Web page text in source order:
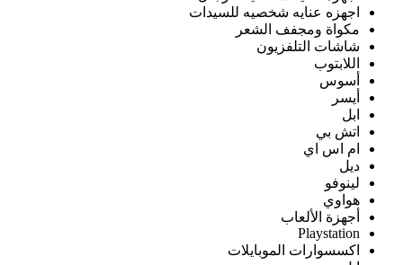
اجهزه عنايه شخصيه للسيدات
مكواة ومجفف الشعر
شاشات التلفزيون
اللابتوب
أسوس
أيسر
ابل
اتش بي
ام اس اي
ديل
لينوفو
هواوي
أجهزة الألعاب
Playstation
اكسسوارات الموبايلات